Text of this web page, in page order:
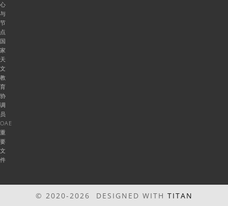
心
与
节
点
国
家
天
文
教
育
协
调
员
OAE
重
要
文
件
© 2020-2026 DESIGNED WITH TITAN